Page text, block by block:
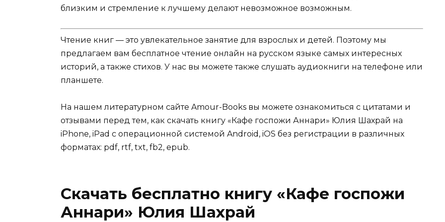
близким и стремление к лучшему делают невозможное возможным.
Чтение книг — это увлекательное занятие для взрослых и детей. Поэтому мы
предлагаем вам бесплатное чтение онлайн на русском языке самых интересных
историй, а также стихов. У нас вы можете также слушать аудиокниги на телефоне или
планшете.
На нашем литературном сайте Amour-Books вы можете ознакомиться с цитатами и
отзывами перед тем, как скачать книгу «Кафе госпожи Аннари» Юлия Шахрай на
iPhone, iPad с операционной системой Android, iOS без регистрации в различных
форматах: pdf, rtf, txt, fb2, epub.
Скачать бесплатно книгу «Кафе госпожи
Аннари» Юлия Шахрай